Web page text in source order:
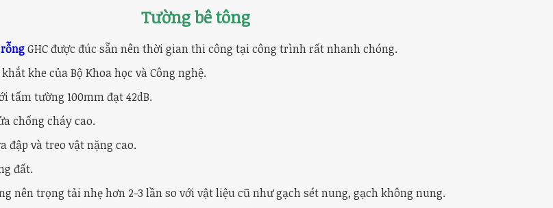
Tường bê tông
GHC được đúc sẵn nên thời gian thi công tại công trình rất nhanh chóng.
khe của Bộ Khoa học và Công nghệ.
tấm tường 100mm đạt 42dB.
chống cháy cao.
đập và treo vật nặng cao.
đất.
nên trọng tải nhẹ hơn 2-3 lần so với vật liệu cũ như gạch sét nung, gạch không nung.